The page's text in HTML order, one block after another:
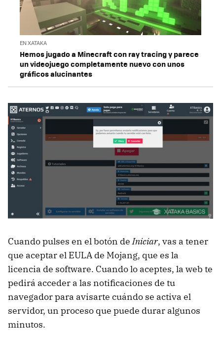
EN XATAKA
Hemos jugado a Minecraft con ray tracing y parece
un videojuego completamente nuevo con unos
gráficos alucinantes
Cuando pulses en el botón deIniciar, vas a tener
que aceptar el EULA de Mojang, que es la
licencia de software. Cuando lo aceptes, la web te
pedirá acceder a las notificaciones de tu
navegador para avisarte cuándo se activa el
servidor, un proceso que puede durar algunos
minutos.